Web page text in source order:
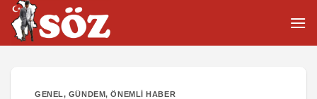
İçeriğe
atla
GENEL, GÜNDEM,ÖNEMLI HABER